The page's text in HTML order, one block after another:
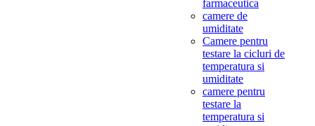
farmaceutica
camere de
umiditate
Camere pentru
testare la cicluri de
temperatura si
umiditate
camere pentru
testare la
temperatura si